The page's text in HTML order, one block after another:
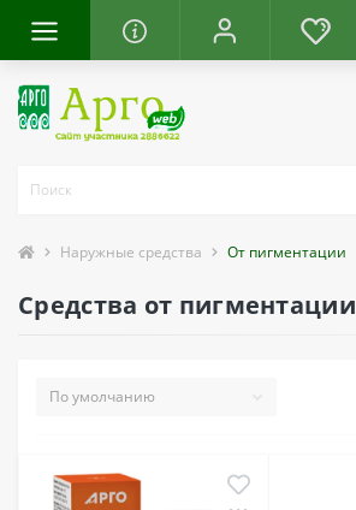
Наружные средства От пигментации
Средства от пигментации